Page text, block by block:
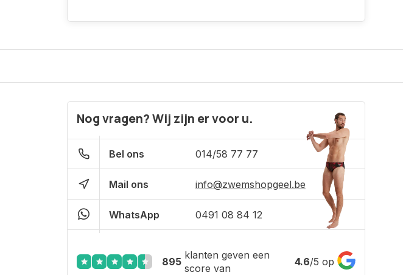
Nog vragen? Wij zijn er voor u.
Bel ons 014/58 77 77
Mail ons info@zwemshopgeel.be
WhatsApp 0491 08 84 12
895
klanten geven een
score van
4.6/5 op